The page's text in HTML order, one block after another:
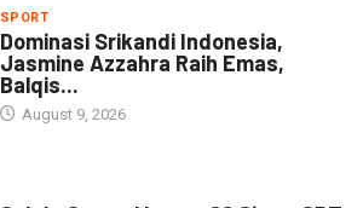
SPORT
Dominasi Srikandi Indonesia,
Jasmine Azzahra Raih Emas,
Balqis...
August 9, 2026